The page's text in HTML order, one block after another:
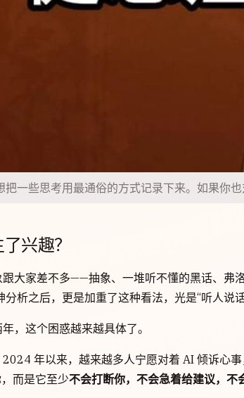
一些思考用最通俗的方式记录下来。如果你
兴趣？
大家差不多——抽象、一堆听不懂的黑话、
析之后，更是加重了这种看法，光是“听人说
，这个困惑越来越具体了。
2024 年以来，越来越多人宁愿对着 AI 倾诉心
而是它至少不会打断你，不会急着给建议，不